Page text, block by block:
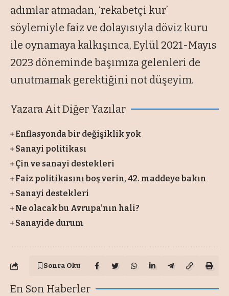
adımlar atmadan, ‘rekabetçi kur’
söylemiyle faiz ve dolayısıyla döviz kuru
ile oynamaya kalkışınca, Eylül 2021-Mayıs
2023 döneminde başımıza gelenleri de
unutmamak gerektiğini not düşeyim.
Yazara Ait Diğer Yazılar
Enflasyonda bir değişiklik yok
Sanayi politikası
Çin ve sanayi destekleri
Faiz politikasını boş verin, 42. maddeye bakın
Sanayi destekleri
Ne olacak bu Avrupa’nın hali?
Sanayide durum
Sonra Oku
En Son Haberler